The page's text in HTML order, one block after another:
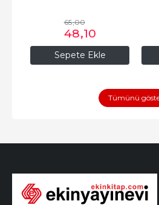
Sepete Ekle
65,00
48,10
Tümünü